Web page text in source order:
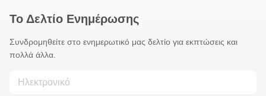
Το Δελτίο Ενημέρωσης
Συνδρομηθείτε στο ενημερωτικό μας δελτίο για εκπτώσεις και
πολλά άλλα.